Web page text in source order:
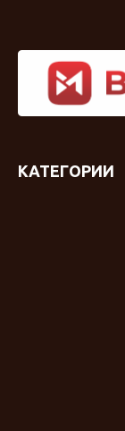
КАТЕГОРИИ